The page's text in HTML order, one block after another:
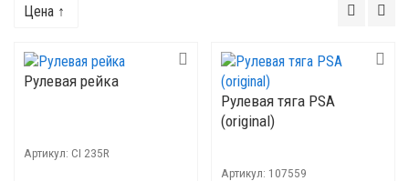
Цена ↑
Рулевая рейка
Артикул: CI 235R
Рулевая тяга PSA
(original)
Артикул: 107559